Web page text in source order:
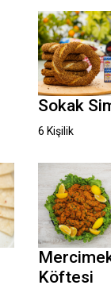
Sokak
6 Kişilik
Köftesi